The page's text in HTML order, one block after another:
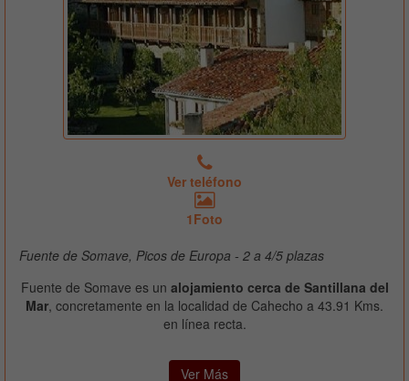
Ver teléfono
1Foto
Fuente de Somave, Picos de Europa - 2 a 4/5 plazas
Fuente de Somave es un alojamiento cerca de Santillana del
Mar, concretamente en la localidad de Cahecho a 43.91 Kms.
en línea recta.
Ver Más